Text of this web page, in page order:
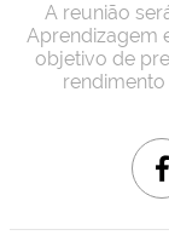
A reunião
Aprendizagem
objetivo de